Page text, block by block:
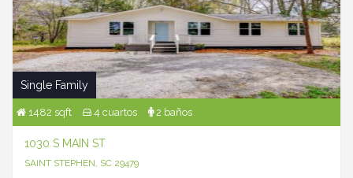
Single Family
1482 sqft 4 cuartos 2 baños
1030 S MAIN ST
SAINT STEPHEN, SC 29479